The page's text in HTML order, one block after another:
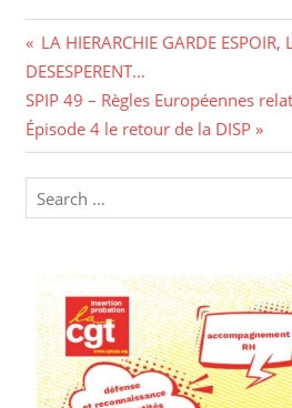
Navigation
de
l’article
Previous
Post:
LA HIERARCHIE GARDE ESPOIR,
DESESPERENT…
Next
Post:
SPIP 49 – Règles Européennes
Épisode 4 le retour de la DISP